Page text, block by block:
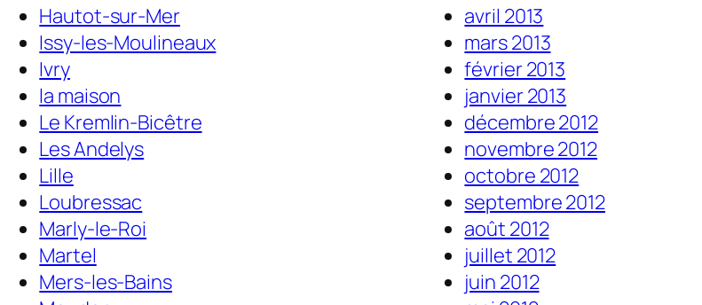
Hautot-sur-Mer
Issy-les-Moulineaux
Ivry
la maison
Le Kremlin-Bicêtre
Les Andelys
Lille
Loubressac
Marly-le-Roi
Martel
Mers-les-Bains
avril 2013
mars 2013
février 2013
janvier 2013
décembre 2012
novembre 2012
octobre 2012
septembre 2012
août 2012
juillet 2012
juin 2012